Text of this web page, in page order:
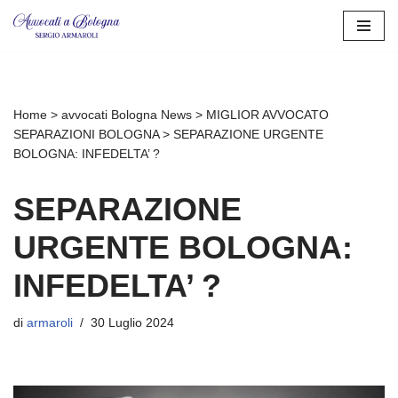
Home > avvocati Bologna News > MIGLIOR AVVOCATO
SEPARAZIONI BOLOGNA> SEPARAZIONE URGENTE
BOLOGNA: INFEDELTA’ ?
SEPARAZIONE
URGENTE BOLOGNA:
INFEDELTA’ ?
di armaroli 30 Luglio 2024